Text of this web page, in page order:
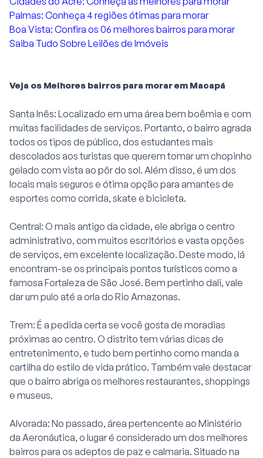
Palmas: Conheça 4 regiões ótimas para morar
Boa Vista: Confira os 06 melhores bairros para morar
Saiba Tudo Sobre Leilões de Imóveis
Veja os Melhores bairros para morar em Macapá
Santa Inês: Localizado em uma área bem boêmia e com
muitas facilidades de serviços. Portanto, o bairro agrada
todos os tipos de público, dos estudantes mais
descolados aos turistas que querem tomar um chopinho
gelado com vista ao pôr do sol. Além disso, é um dos
locais mais seguros e ótima opção para amantes de
esportes como corrida, skate e bicicleta.
Central: O mais antigo da cidade, ele abriga o centro
administrativo, com muitos escritórios e vasta opções
de serviços, em excelente localização. Deste modo, lá
encontram-se os principais pontos turísticos como a
famosa Fortaleza de São José. Bem pertinho dali, vale
dar um pulo até a orla do Rio Amazonas.
Trem: É a pedida certa se você gosta de moradias
próximas ao centro. O distrito tem várias dicas de
entretenimento, e tudo bem pertinho como manda a
cartilha do estilo de vida prático. Também vale destacar
que o bairro abriga os melhores restaurantes, shoppings
e museus.
Alvorada: No passado, área pertencente ao Ministério
da Aeronáutica, o lugar é considerado um dos melhores
bairros para os adeptos de paz e calmaria. Situado na